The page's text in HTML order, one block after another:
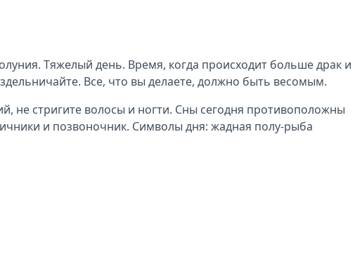
Тяжелый день. Время, когда происходит больше драк и
Все, что вы делаете, должно быть весомым.
не стригите волосы и ногти. Сны сегодня противоположны
и позвоночник. Символы дня: жадная полу-рыба